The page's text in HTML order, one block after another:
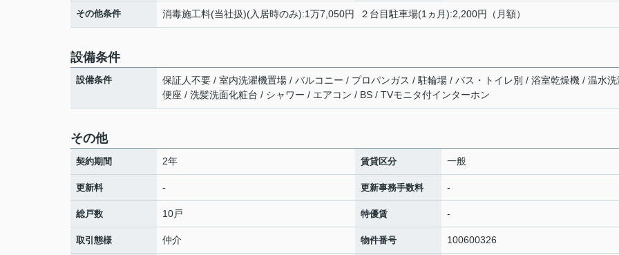
その他条件 消毒施工料(当社扱)(入居時のみ):1万7,050円 ２台目駐車場(1ヵ月):2,200円（月額）
設備条件
設備条件
保証人不要 / 室内洗濯機置場 / バルコニー / プロパンガス / 駐輪場 / バス・トイレ別 / 浴室乾燥機 / 温水洗
便座 / 洗髪洗面化粧台 / シャワー / エアコン / BS / TVモニタ付インターホン
その他
契約期間 2年 賃貸区分 一般
更新料 - 更新事務手数料 -
総戸数 10戸 特優賃 -
取引態様 仲介 物件番号 100600326